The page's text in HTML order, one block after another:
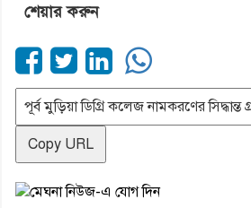
শেয়ার করুন
Copy URL